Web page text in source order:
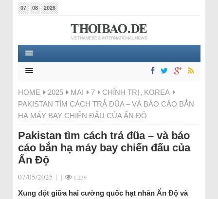
07 08 2026
HOME 2025 MAI 7 CHÍNH TRỊ , KOREA
PAKISTAN TÌM CÁCH TRẢ ĐŨA – VÀ BÁO CÁO BẮN
HẠ MÁY BAY CHIẾN ĐẤU CỦA ẤN ĐỘ
Pakistan tìm cách trả đũa – và báo
cáo bắn hạ máy bay chiến đấu của
Ấn Độ
07/05/2025 | | 1.239
Xung đột giữa hai cường quốc hạt nhân Ấn Độ và